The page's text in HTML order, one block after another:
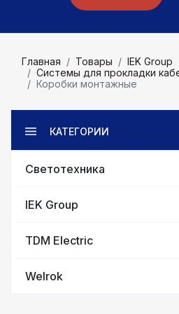
Главная Товары
IEK Group
Системы для прокладки
Коробки монтажные
КАТЕГОРИИ
Светотехника
IEK Group
TDM Electric
Welrok